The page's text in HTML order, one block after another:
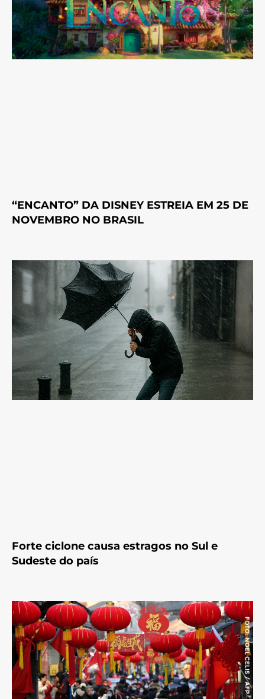
“ENCANTO” DA DISNEY ESTREIA EM 25 DE
NOVEMBRO NO BRASIL
Forte ciclone causa estragos no Sul e
Sudeste do país